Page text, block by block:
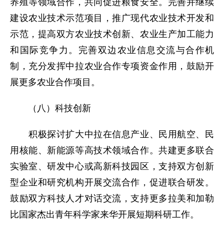
养殖等领域合作，共同促进粮食安全。完善并继续
建设农业技术示范项目，推广现代农业技术开发和
示范，提高双方农业技术创新、农业生产加工能力
和国际竞争力。完善双边农业信息交流与合作机
制，充分发挥中拉农业合作专项资金作用，鼓励开
展更多农业合作项目。
（八）科技创新
积极探讨扩大中拉在信息产业、民用航空、民
用核能、新能源等高技术领域合作。共建更多联合
实验室、研发中心或高新科技园区，支持双方创新
型企业和研究机构开展交流合作，促进联合研发。
鼓励双方科技人才对话交流，支持更多拉美和加勒
比国家杰出青年科学家来华开展短期科研工作。